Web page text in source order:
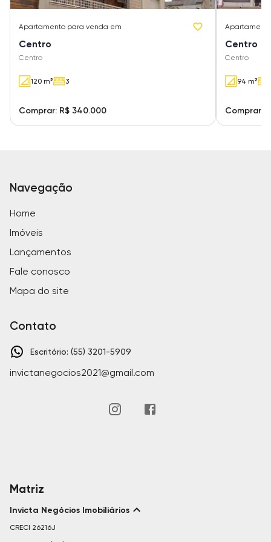
Apartamento para venda em
Centro
Centro
120 m² 3
Comprar: R$ 340.000
Centro
Centro
94 m²
Comprar:
Navegação
Home
Imóveis
Lançamentos
Fale conosco
Mapa do site
Contato
Escritório: (55) 3201-5909
invictanegocios2021@gmail.com
Matriz
Invicta Negócios Imobiliários
CRECI 26216J